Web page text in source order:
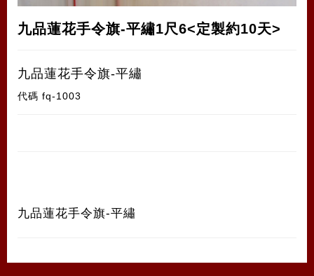
九品蓮花手令旗-平繡1尺6<定製約10天>
九品蓮花手令旗-平繡
代碼 fq-1003
九品蓮花手令旗-平繡